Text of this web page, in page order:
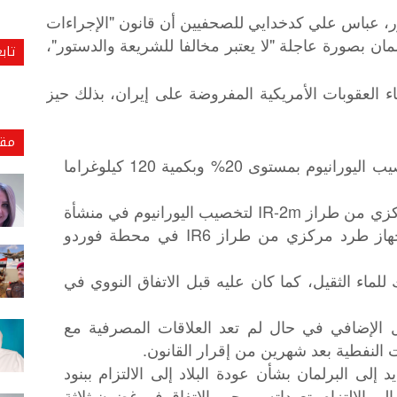
علي كدخدايي للصحفيين أن قانون "الإجراءات
بصورة عاجلة "لا يعتبر مخالفا للشريعة والدستور"،
العقوبات الأمريكية المفروضة على إيران، بذلك حيز
إلزام منظمة الطاقة الذرية الإيرانية بتخصيب اليورانيوم بمستوى 20% وبكمية 120 كيلوغراما
إلزام الحكومة بتركيب ألف جهاز طرد مركزي من طراز IR-2m لتخصيب اليورانيوم في منشأة
نطنز النووية تحت الأرض، وتركيب ألف جهاز طرد مركزي من طراز IR6 في محطة فوردو
الثقيل، كما كان عليه قبل الاتفاق النووي في
الإضافي في حال لم تعد العلاقات المصرفية مع
النفطية بعد شهرين من إقرار القانون.
البرلمان بشأن عودة البلاد إلى الالتزام ببنود